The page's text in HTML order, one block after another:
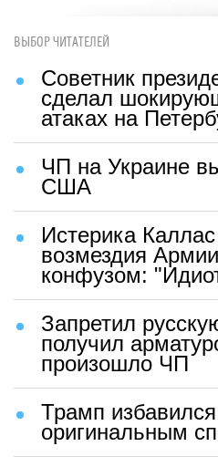
ВЫБОР ЧИТАТЕЛЕЙ
Советник
сделал
атаках на
ЧП на Украине
США
Истерика
возмездия
конфузом:
Запретил
получил
произошло ЧП
Трамп
оригинальным